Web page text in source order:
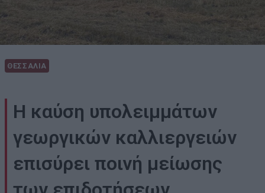
ΘΕΣΣΑΛΙΑ
H καύση υπολειμμάτων
γεωργικών καλλιεργειών
επισύρει ποινή μείωσης